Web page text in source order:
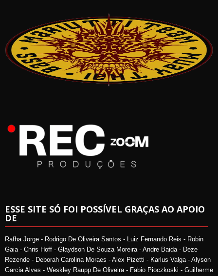
ESSE SITE SÓ FOI POSSÍVEL GRAÇAS AO APOIO
DE
Rafha Jorge - Rodrigo De Oliveira Santos - Luiz Fernando Reis - Robin
Gaia - Chris Hoff - Glaydson De Souza Moreira - Andre Baida - Deze
Rezende - Deborah Carolina Moraes - Alex Pizetti - Karlus Valga - Alyson
Garcia Alves - Weskley Raupp De Oliveira - Fabio Pioczkoski - Guilherme